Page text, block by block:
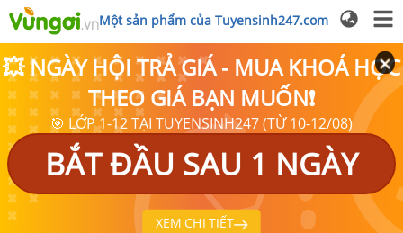
Một sản phẩm của Tuyensinh247.com
💥 NGÀY HỘI TRẢ GIÁ - MUA KHOÁ HỌC
THEO GIÁ BẠN MUỐN❗
🎯 LỚP 1-12 TẠI TUYENSINH247 (TỪ 10-12/08)
BẮT ĐẦU SAU 1 NGÀY
XEM CHI TIẾT